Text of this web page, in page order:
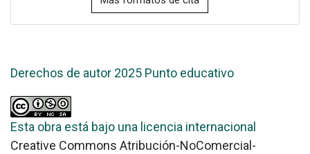
Derechos de autor 2025 Punto educativo
Esta obra está bajo una licencia internacional
Creative Commons Atribución-NoComercial-